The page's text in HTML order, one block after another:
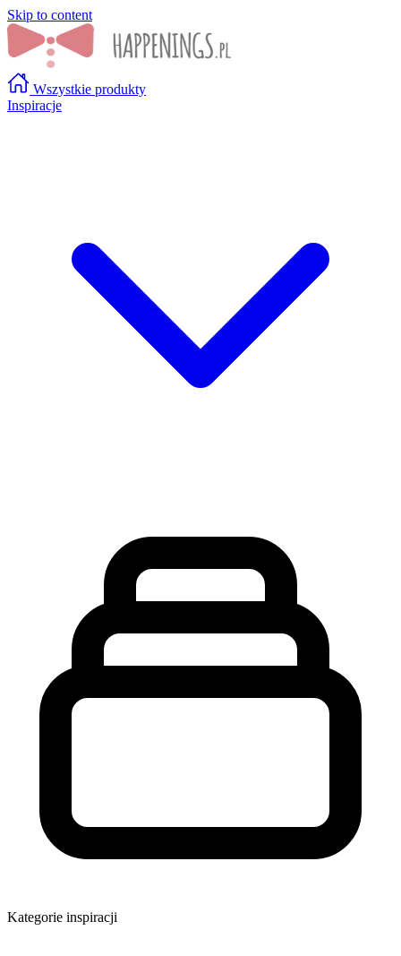
Skip to content
Wszystkie produkty
Inspiracje
Kategorie inspiracji